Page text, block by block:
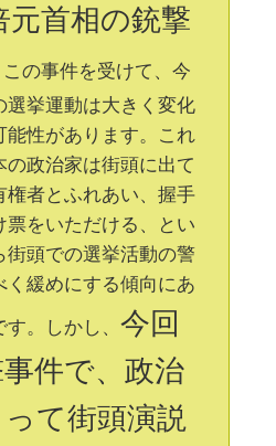
元首相の銃撃
この事件を受けて、今
選挙運動は大きく変化
能性があります。これ
の政治家は街頭に出て
権者とふれあい、握手
票をいただける、とい
街頭での選挙活動の警
く緩めにする傾向にあ
。しかし、 今回
件で、政治
て街頭演説